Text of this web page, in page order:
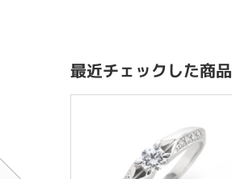
最近チェックした商品